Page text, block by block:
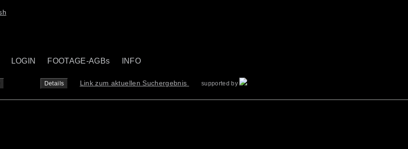
LOGIN FOOTAGE-AGBs INFO
Details Link zum aktuellen Suchergebnis supported by